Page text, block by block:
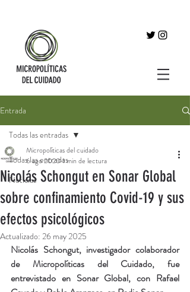
Entrada
Todas las entradas
Noticias
Todas las entradas
Nicolás Schongut en Sonar Global
sobre confinamiento Covid-19 y sus
efectos psicológicos
Micropolíticas del cuidado
6 ago 20201 min de lectura
Actualizado: 26 may 2025
Nicolás Schongut, investigador colaborador
de Micropolíticas del Cuidado, fue
entrevistado en Sonar Global, con Rafael